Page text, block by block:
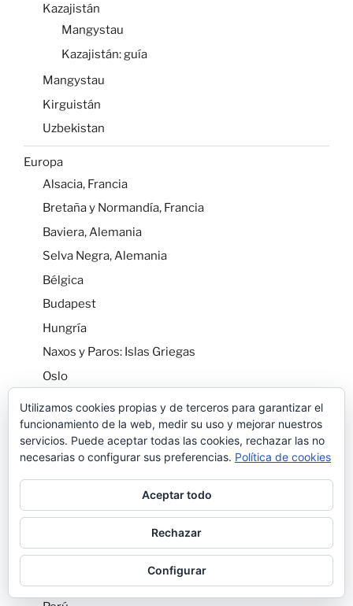
Kazajistán
Mangystau
Kazajistán: guía
Mangystau
Kirguistán
Uzbekistan
Europa
Alsacia, Francia
Bretaña y Normandía, Francia
Baviera, Alemania
Selva Negra, Alemania
Bélgica
Budapest
Hungría
Naxos y Paros: Islas Griegas
Oslo
Suiza
Viena
Oceanía
La Patagonia Argentina y Chilena
Utilizamos cookies propias y de terceros para garantizar el
funcionamiento de la web, medir su uso y mejorar nuestros
servicios. Puede aceptar todas las cookies, rechazar las no
necesarias o configurar sus preferencias. Política de cookies
Aceptar todo
Rechazar
Configurar